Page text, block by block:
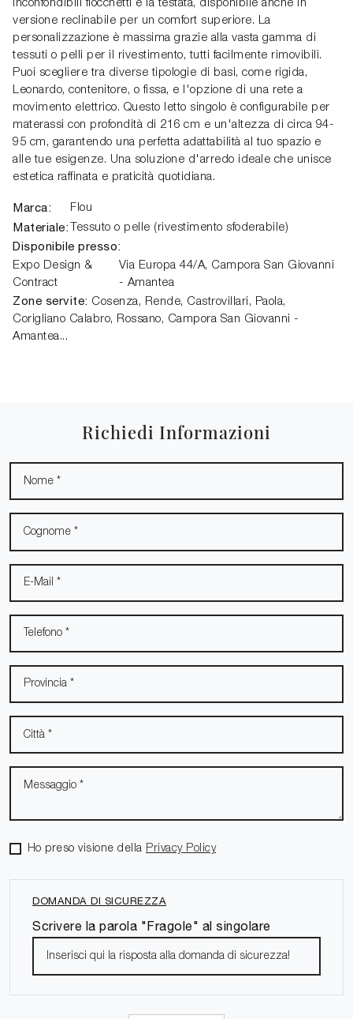
inconfondibili fiocchetti e la testata, disponibile anche in
versione reclinabile per un comfort superiore. La
personalizzazione è massima grazie alla vasta gamma di
tessuti o pelli per il rivestimento, tutti facilmente rimovibili.
Puoi scegliere tra diverse tipologie di basi, come rigida,
Leonardo, contenitore, o fissa, e l'opzione di una rete a
movimento elettrico. Questo letto singolo è configurabile per
materassi con profondità di 216 cm e un'altezza di circa 94-
95 cm, garantendo una perfetta adattabilità al tuo spazio e
alle tue esigenze. Una soluzione d'arredo ideale che unisce
estetica raffinata e praticità quotidiana.
Marca: Flou
Materiale: Tessuto o pelle (rivestimento sfoderabile)
Disponibile presso:
Expo Design &
Contract
Via Europa 44/A, Campora San Giovanni
- Amantea
Zone servite: Cosenza, Rende, Castrovillari, Paola,
Corigliano Calabro, Rossano, Campora San Giovanni -
Amantea...
Richiedi Informazioni
Ho preso visione della Privacy Policy
DOMANDA DI SICUREZZA
Scrivere la parola "Fragole" al singolare